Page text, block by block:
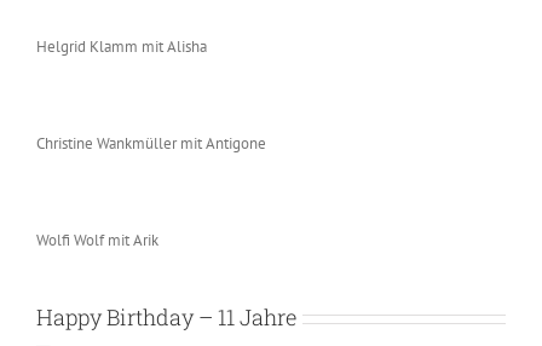
Helgrid Klamm mit Alisha
Christine Wankmüller mit Antigone
Wolfi Wolf mit Arik
Happy Birthday – 11 Jahre